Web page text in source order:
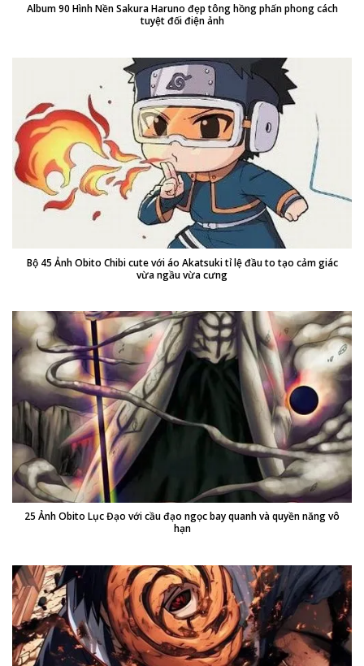
Album 90 Hình Nền Sakura Haruno đẹp tông hồng phấn phong cách
tuyệt đối điện ảnh
Bộ 45 Ảnh Obito Chibi cute với áo Akatsuki tỉ lệ đầu to tạo cảm giác
vừa ngầu vừa cưng
25 Ảnh Obito Lục Đạo với cầu đạo ngọc bay quanh và quyền năng vô
hạn